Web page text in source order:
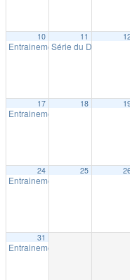
10
Entrainement extérieur à
11
Série du Diable –
17
Entrainement extérieur à
18
24
Entrainement extérieur à
25
31
Entrainement extérieur à